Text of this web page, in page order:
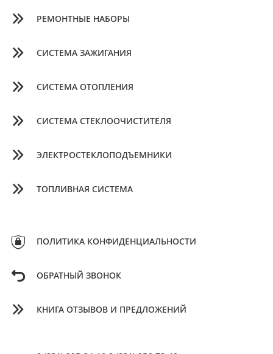
РЕМОНТНЫЕ НАБОРЫ
СИСТЕМА ЗАЖИГАНИЯ
СИСТЕМА ОТОПЛЕНИЯ
СИСТЕМА СТЕКЛООЧИСТИТЕЛЯ
ЭЛЕКТРОСТЕКЛОПОДЪЕМНИКИ
ТОПЛИВНАЯ СИСТЕМА
ПОЛИТИКА КОНФИДЕНЦИАЛЬНОСТИ
ОБРАТНЫЙ ЗВОНОК
КНИГА ОТЗЫВОВ И ПРЕДЛОЖЕНИЙ